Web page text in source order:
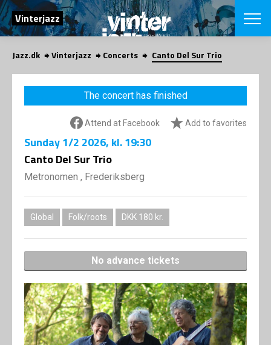
SEARCH
Vinterjazz
Danish
CHOOSE
COPENHAGEN
Concerts
Contributors
SHOP
Jazz.dk Vinterjazz Concerts Canto Del Sur Trio
The concert has finished
Attend at Facebook Add to favorites
Sunday1/2 2026, kl. 19:30
Canto Del Sur Trio
Metronomen , Frederiksberg
Global Folk/roots DKK 180 kr.
No advance tickets